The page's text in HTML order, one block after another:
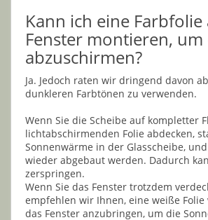
Kann ich eine
Fenster montieren, um
abzuschirmen?
Ja. Jedoch raten wir dringend davon
dunkleren Farbtönen zu verwenden.
Wenn Sie die Scheibe auf kompletter
lichtabschirmenden Folie abdecken,
Sonnenwärme in der Glasscheibe,
wieder abgebaut werden. Dadurch
zerspringen.
Wenn Sie das Fenster trotzdem
empfehlen wir Ihnen, eine weiße Folie
das Fenster anzubringen, um die